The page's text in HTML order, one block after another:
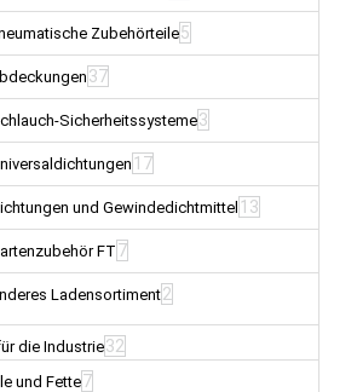
Zubehörteile5
37
Sicherheitssysteme3
17
und Gewindedichtmittel 13
FT 7
Ladensortiment2
die Industrie32
und Fette7